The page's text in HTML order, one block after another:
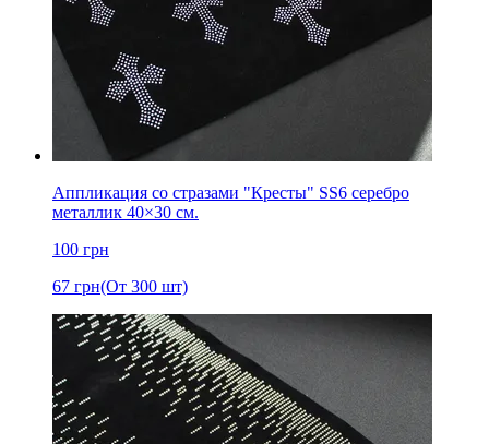
Аппликация со стразами "Кресты" SS6 серебро
металлик 40×30 см.
100 грн
67 грн(От 300 шт)